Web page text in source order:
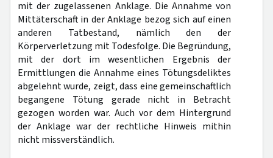
mit der zugelassenen Anklage. Die Annahme von
Mittäterschaft in der Anklage bezog sich auf einen
anderen Tatbestand, nämlich den der
Körperverletzung mit Todesfolge. Die Begründung,
mit der dort im wesentlichen Ergebnis der
Ermittlungen die Annahme eines Tötungsdeliktes
abgelehnt wurde, zeigt, dass eine gemeinschaftlich
begangene Tötung gerade nicht in Betracht
gezogen worden war. Auch vor dem Hintergrund
der Anklage war der rechtliche Hinweis mithin
nicht missverständlich.